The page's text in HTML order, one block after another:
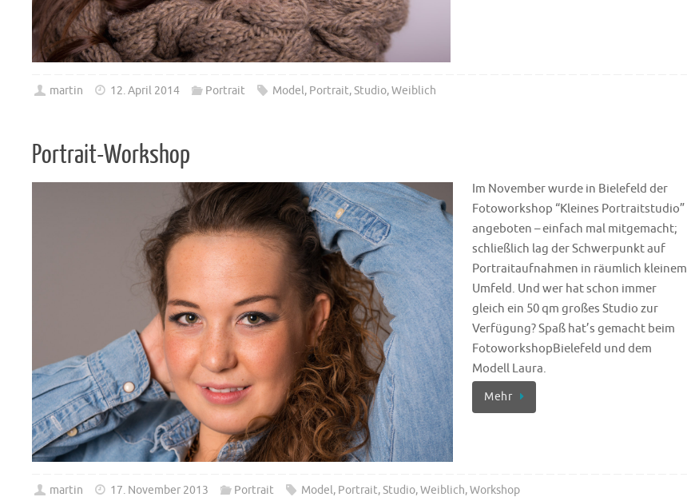
martin 12. April 2014 Portrait Model, Portrait,Studio,Weiblich
Portrait-Workshop
Im November wurde in Bielefeld der
Fotoworkshop “Kleines Portraitstudio”
angeboten – einfach mal mitgemacht;
schließlich lag der Schwerpunkt auf
Portraitaufnahmen in räumlich kleinem
Umfeld. Und wer hat schon immer
gleich ein 50 qm großes Studio zur
Verfügung? Spaß hat’s gemacht beim
FotoworkshopBielefeld und dem
Modell Laura.
Mehr
martin 17. November 2013 Portrait Model, Portrait,Studio,Weiblich,Workshop